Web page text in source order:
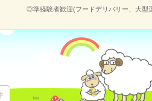
◎準経験者歓迎(フードデリバリー、大型